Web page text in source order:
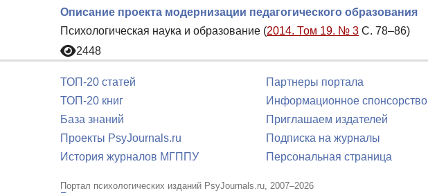
Описание проекта модернизации педагогического образования
Психологическая наука и образование (2014. Том 19. № 3 С. 78–86)
2448
ТОП-20 статей
ТОП-20 книг
База знаний
Проекты PsyJournals.ru
История журналов МГППУ
Партнеры портала
Информационное спонсорство
Приглашаем издателей
Подписка на журналы
Персональная страница
Портал психологических изданий PsyJournals.ru, 2007–2026